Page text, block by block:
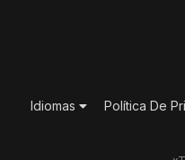
Idiomas Política De